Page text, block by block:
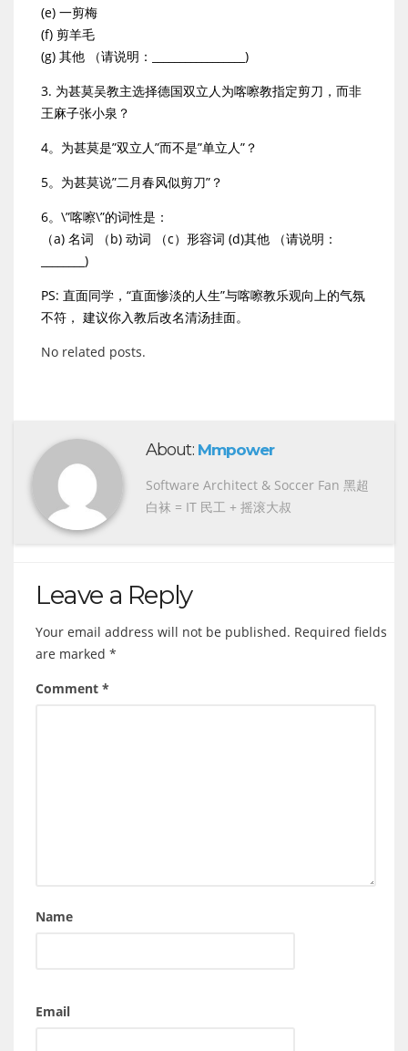
(e) 一剪梅
(f) 剪羊毛
(g) 其他 （请说明：_________________)
3. 为甚莫吴教主选择德国双立人为喀嚓教指定剪刀，而非
王麻子张小泉？
4。为甚莫是”双立人”而不是”单立人”？
5。为甚莫说”二月春风似剪刀”？
6。\”喀嚓\”的词性是：
（a) 名词 （b) 动词 （c）形容词 (d)其他 （请说明：
________)
PS: 直面同学，“直面惨淡的人生”与喀嚓教乐观向上的气氛
不符， 建议你入教后改名清汤挂面。
No related posts.
About: Mmpower
Software Architect & Soccer Fan 黑超
白袜 = IT 民工 + 摇滚大叔
Leave a Reply
Your email address will not be published. Required fields
are marked *
Comment *
Name
Email